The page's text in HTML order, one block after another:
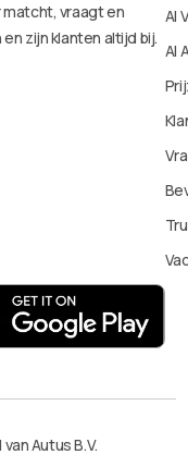
matcht, vraagt en
zijn klanten altijd bij.
AI
AI
Autus B.V.